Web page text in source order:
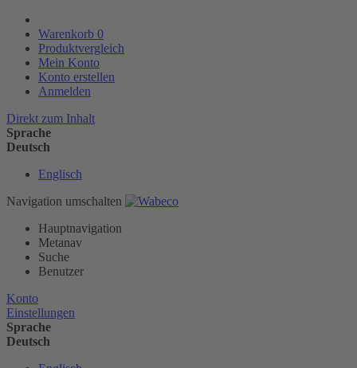
Warenkorb 0
Produktvergleich
Mein Konto
Konto erstellen
Anmelden
Direkt zum Inhalt
Sprache
Deutsch
Englisch
Navigation umschalten
Hauptnavigation
Metanav
Suche
Benutzer
Konto
Einstellungen
Sprache
Deutsch